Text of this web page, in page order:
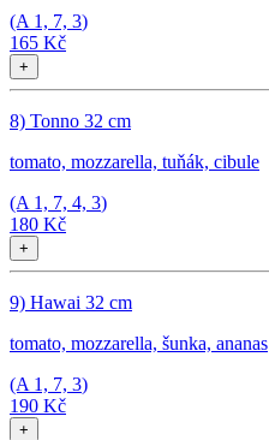
(A 1, 7, 3)
165 Kč
+
8) Tonno 32 cm
tomato, mozzarella, tuňák, cibule
(A 1, 7, 4, 3)
180 Kč
+
9) Hawai 32 cm
tomato, mozzarella, šunka, ananas
(A 1, 7, 3)
190 Kč
+